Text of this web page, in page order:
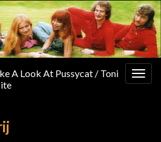
A Look At Pussycat / Toni